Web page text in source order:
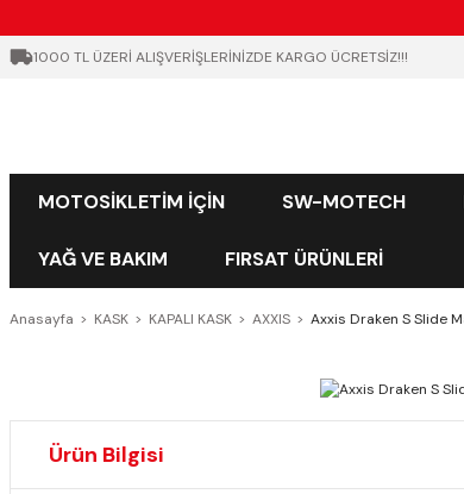
1000 TL ÜZERİ ALIŞVERİŞLERİNİZDE KARGO ÜCRETSİZ!!!
MOTOSİKLETİM İÇİN SW-MOTECH
YAĞ VE BAKIM FIRSAT ÜRÜNLERİ
Anasayfa KASK KAPALI KASK AXXIS Axxis Draken S Slide
Ürün Bilgisi